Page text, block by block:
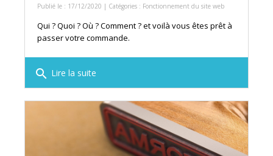
Publié le : 17/12/2020 | Catégories : Fonctionnement du site web
Qui ? Quoi ? Où ? Comment ? et voilà vous êtes prêt à
passer votre commande.
search Lire la suite